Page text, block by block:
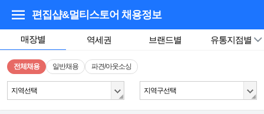
편집샵&멀티스토어 채용정보
매장별 역세권 브랜드별 유통지점별
전체채용 일반채용 파견/아웃소싱
지역선택 지역구선택